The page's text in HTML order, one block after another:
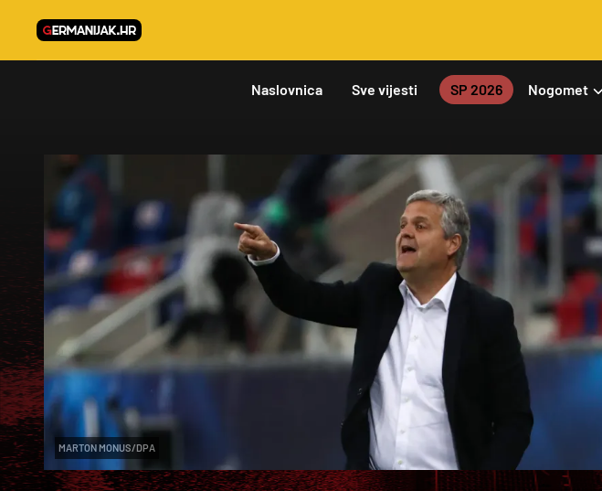
Naslovnica Sve vijesti SP 2026 Nogomet
MARTON MONUS/DPA